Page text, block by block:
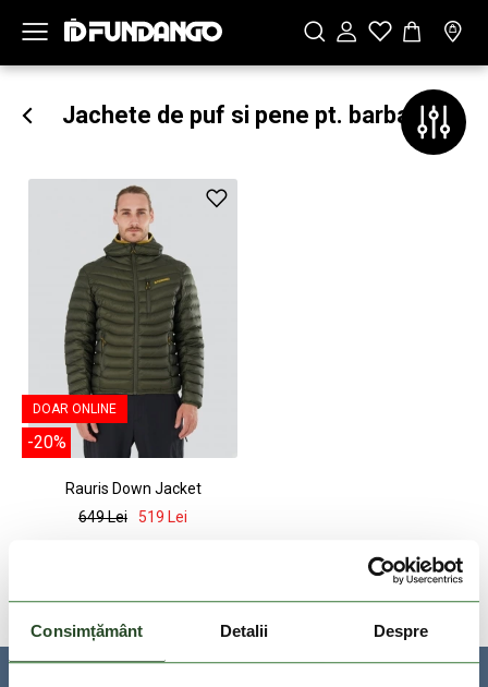
Consimțământ Detalii Despre
Jachete de puf si pene pt. barbati
DOAR ONLINE
-20%
Rauris Down Jacket
649 Lei
519 Lei